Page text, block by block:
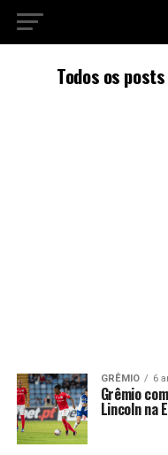
Todos os
GRÊMIO 6
Grêmio
Lincoln na